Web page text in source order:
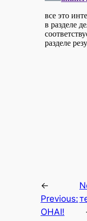
←
Previous:
OHAI!